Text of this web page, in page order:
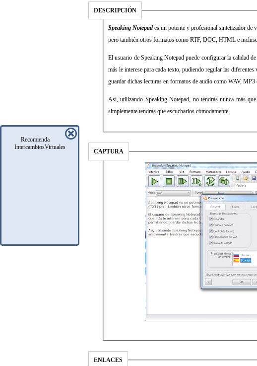
Recomienda
IntercambiosVirtuales
DESCRIPCIÓN
Speaking Notepad es un potente y profesional sintetizador
pero también otros formatos como RTF, DOC, HTML e
El usuario de Speaking Notepad puede configurar la calidad
más le interese para cada texto, pudiendo regular las
guardar dichas lecturas en formatos de audio como WAV,
Así, utilizando Speaking Notepad, no tendrás nunca más
simplemente tendrás que escucharlos cómodamente.
CAPTURA
ENLACES